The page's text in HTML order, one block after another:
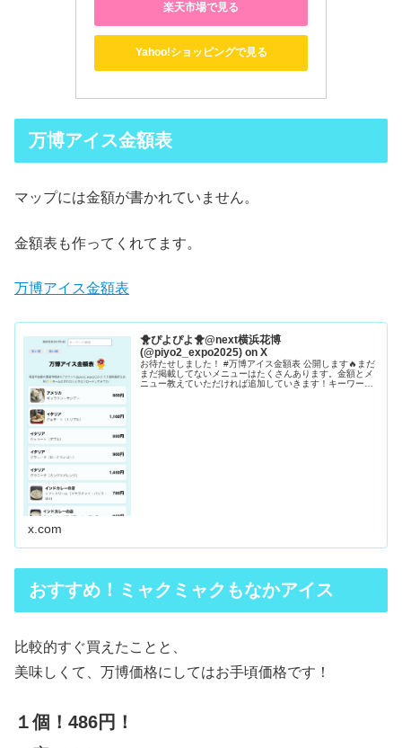
楽天市場で見る
Yahoo!ショッピングで見る
万博アイス金額表
マップには金額が書かれていません。
金額表も作ってくれてます。
万博アイス金額表
🐥ぴよぴよ🐥@next横浜花博
(@piyo2_expo2025) on X
お待たせしました！ #万博アイス金額表 公開します🔥まだ
まだ掲載してないメニューはたくさんあります。金額とメ
ニュー教えていただければ追加していきます！キーワード
x.com
おすすめ！ミャクミャクもなかアイス
比較的すぐ買えたことと、
美味しくて、万博価格にしてはお手頃価格です！
１個！486円！